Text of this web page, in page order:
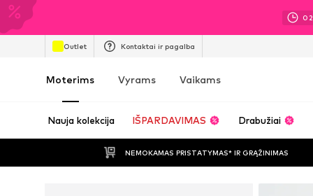
02
Outlet Kontaktai ir pagalba
Moterims Vyrams Vaikams
Nauja kolekcija IŠPARDAVIMAS Drabužiai
NEMOKAMAS PRISTATYMAS* IR GRĄŽINIMAS